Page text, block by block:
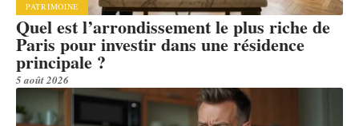
PATRIMOINE
Quel est l’arrondissement le plus riche de
Paris pour investir dans une résidence
principale ?
5 août 2026